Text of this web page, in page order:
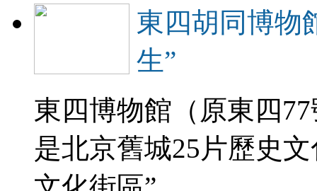
東四胡同博物館
生”
東四博物館（原東四
是北京舊城25片歷史